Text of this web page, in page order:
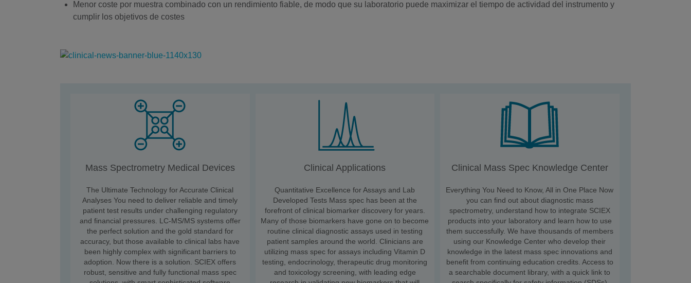
Menor coste por muestra combinado con un rendimiento fiable, de modo que su laboratorio puede maximizar el tiempo de actividad del instrumento y
cumplir los objetivos de costes
Mass Spectrometry Medical Devices
The Ultimate Technology for Accurate Clinical
Analyses You need to deliver reliable and timely
patient test results under challenging regulatory
and financial pressures. LC-MS/MS systems offer
the perfect solution and the gold standard for
accuracy, but those available to clinical labs have
been highly complex with significant barriers to
adoption. Now there is a solution. SCIEX offers
robust, sensitive and fully functional mass spec
Clinical Applications
Quantitative Excellence for Assays and Lab
Developed Tests Mass spec has been at the
forefront of clinical biomarker discovery for years.
Many of those biomarkers have gone on to become
routine clinical diagnostic assays used in testing
patient samples around the world. Clinicians are
utilizing mass spec for assays including Vitamin D
testing, endocrinology, therapeutic drug monitoring
and toxicology screening, with leading edge
Clinical Mass Spec Knowledge Center
Everything You Need to Know, All in One Place Now
you can find out about diagnostic mass
spectrometry, understand how to integrate SCIEX
products into your laboratory and learn how to use
them successfully. We have thousands of members
using our Knowledge Center who develop their
knowledge in the latest mass spec innovations and
benefit from continuing education credits. Access to
a searchable document library, with a quick link to